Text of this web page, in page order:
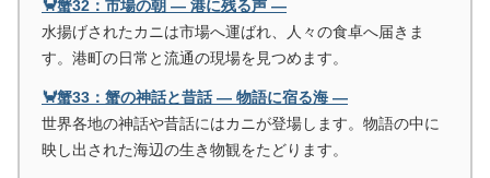
🦀蟹32：市場の朝 ― 港に残る声 ―
水揚げされたカニは市場へ運ばれ、人々の食卓へ届きま
す。港町の日常と流通の現場を見つめます。
🦀蟹33：蟹の神話と昔話 ― 物語に宿る海 ―
世界各地の神話や昔話にはカニが登場します。物語の中に
映し出された海辺の生き物観をたどります。